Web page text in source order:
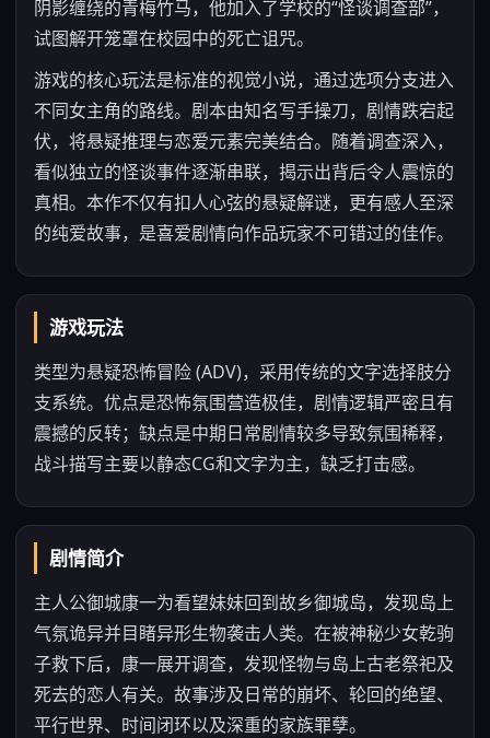
阴影缠绕的青梅竹马，他加入了学校的“怪谈调查部”，
试图解开笼罩在校园中的死亡诅咒。
游戏的核心玩法是标准的视觉小说，通过选项分支进入
不同女主角的路线。剧本由知名写手操刀，剧情跌宕起
伏，将悬疑推理与恋爱元素完美结合。随着调查深入，
看似独立的怪谈事件逐渐串联，揭示出背后令人震惊的
真相。本作不仅有扣人心弦的悬疑解谜，更有感人至深
的纯爱故事，是喜爱剧情向作品玩家不可错过的佳作。
游戏玩法
类型为悬疑恐怖冒险 (ADV)，采用传统的文字选择肢分
支系统。优点是恐怖氛围营造极佳，剧情逻辑严密且有
震撼的反转；缺点是中期日常剧情较多导致氛围稀释，
战斗描写主要以静态CG和文字为主，缺乏打击感。
剧情简介
主人公御城康一为看望妹妹回到故乡御城岛，发现岛上
气氛诡异并目睹异形生物袭击人类。在被神秘少女乾驹
子救下后，康一展开调查，发现怪物与岛上古老祭祀及
死去的恋人有关。故事涉及日常的崩坏、轮回的绝望、
平行世界、时间闭环以及深重的家族罪孽。